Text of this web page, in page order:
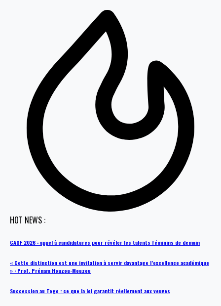
HOT NEWS :
CAOF 2026 : appel à candidatures pour révéler les talents féminins de demain
« Cette distinction est une invitation à servir davantage l’excellence académique
» : Prof. Prénam Houzou-Mouzou
Succession au Togo : ce que la loi garantit réellement aux veuves